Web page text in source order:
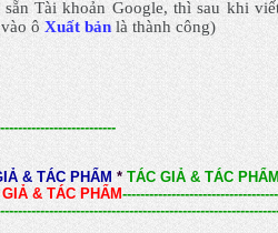
Tài khoản Google, thì sau khi
ô Xuất bản là thành công)
& TÁC PHẨM * TÁC GIẢ & TÁC
& TÁC PHẨM-----------------------------------